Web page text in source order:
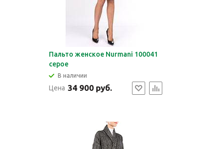
Пальто женское Nurmani 100041
серое
В наличии
Цена 34 900 руб.